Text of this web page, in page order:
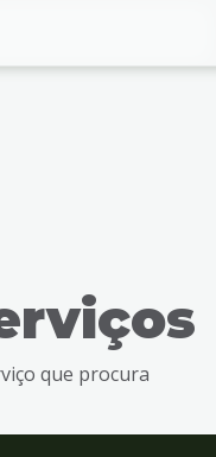
que procura